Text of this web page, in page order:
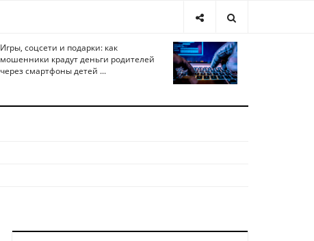
Игры, соцсети и подарки: как
мошенники крадут деньги родителей
через смартфоны детей ...